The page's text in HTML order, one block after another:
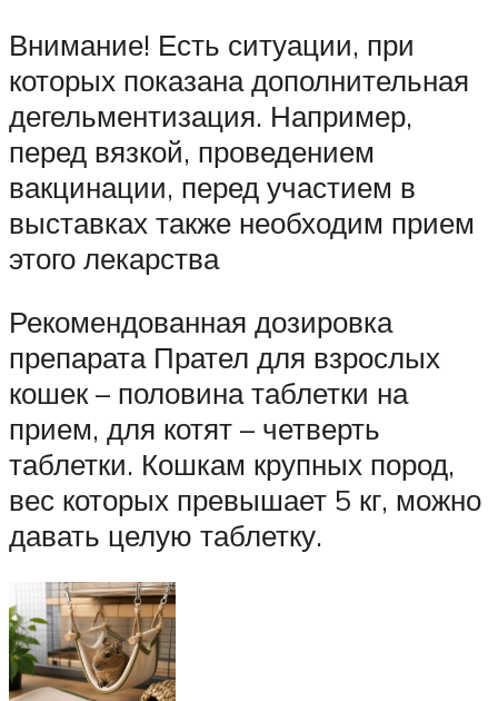
Внимание! Есть ситуации, при
которых показана дополнительная
дегельментизация. Например,
перед вязкой, проведением
вакцинации, перед участием в
выставках также необходим прием
этого лекарства
Рекомендованная дозировка
препарата Прател для взрослых
кошек – половина таблетки на
прием, для котят – четверть
таблетки. Кошкам крупных пород,
вес которых превышает 5 кг, можно
давать целую таблетку.